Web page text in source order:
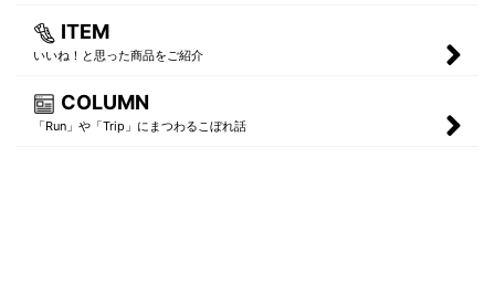
ITEM
いいね！と思った商品をご紹介
COLUMN
「Run」や「Trip」にまつわるこぼれ話